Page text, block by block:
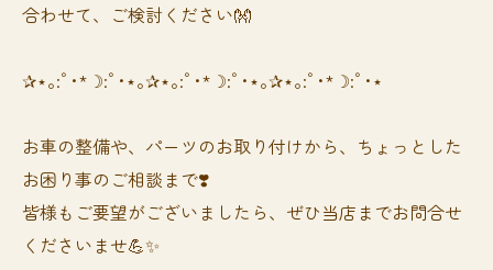
合わせて、ご検討ください👐
✰⋆｡:ﾟ･*☽:ﾟ･⋆｡✰⋆｡:ﾟ･*☽:ﾟ･⋆｡✰⋆｡:ﾟ･*☽:ﾟ･⋆
お車の整備や、パーツのお取り付けから、ちょっとした
お困り事のご相談まで❣️
皆様もご要望がございましたら、ぜひ当店までお問合せ
くださいませ💪✨